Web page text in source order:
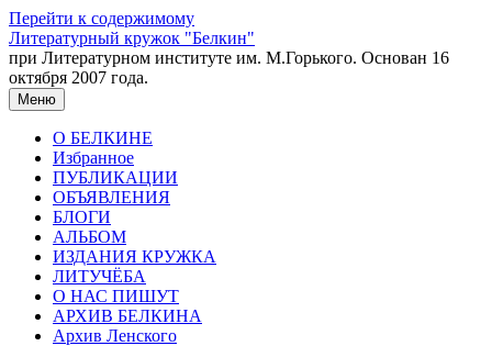
Перейти к содержимому
Литературный кружок "Белкин"
при Литературном институте им. М.Горького. Основан 16
октября 2007 года.
Меню
О БЕЛКИНЕ
Избранное
ПУБЛИКАЦИИ
ОБЪЯВЛЕНИЯ
БЛОГИ
АЛЬБОМ
ИЗДАНИЯ КРУЖКА
ЛИТУЧЁБА
О НАС ПИШУТ
АРХИВ БЕЛКИНА
Архив Ленского